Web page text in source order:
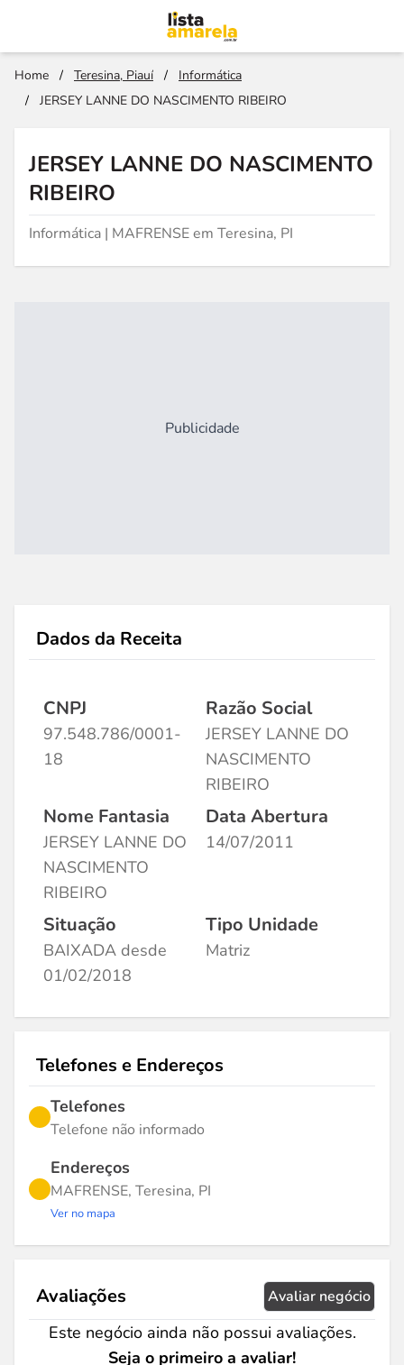
Home / Teresina, Piauí /
Informática
/
JERSEY LANNE DO NASCIMENTO RIBEIRO
JERSEY LANNE DO NASCIMENTO
RIBEIRO
Informática | MAFRENSE em Teresina, PI
Publicidade
Dados da Receita
CNPJ
97.548.786/0001-
18
Razão Social
JERSEY LANNE DO
NASCIMENTO
RIBEIRO
Nome Fantasia
JERSEY LANNE DO
NASCIMENTO
RIBEIRO
Data Abertura
14/07/2011
Situação
BAIXADA desde
01/02/2018
Tipo Unidade
Matriz
Telefones e Endereços
Telefones
Telefone não informado
Endereços
MAFRENSE, Teresina, PI
Ver no mapa
Avaliações Avaliar negócio
Este negócio ainda não possui avaliações.
Seja o primeiro a avaliar!